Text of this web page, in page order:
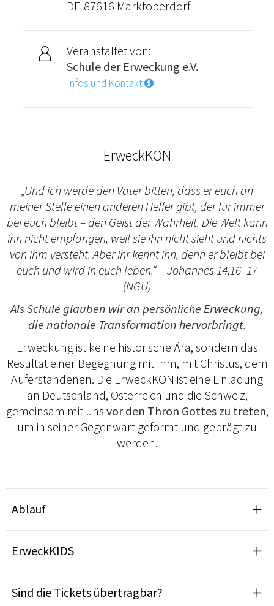
DE-87616 Marktoberdorf
Veranstaltet von:
Schule der Erweckung e.V.
Infos und Kontakt
ErweckKON
„Und ich werde den Vater bitten, dass er euch an
meiner Stelle einen anderen Helfer gibt, der für immer
bei euch bleibt – den Geist der Wahrheit. Die Welt kann
ihn nicht empfangen, weil sie ihn nicht sieht und nichts
von ihm versteht. Aber ihr kennt ihn, denn er bleibt bei
euch und wird in euch leben.“ – Johannes 14,16–17
(NGÜ)
Als Schule glauben wir an persönliche Erweckung,
die nationale Transformation hervorbringt.
Erweckung ist keine historische Ära, sondern das
Resultat einer Begegnung mit Ihm, mit Christus, dem
Auferstandenen. Die ErweckKON ist eine Einladung
an Deutschland, Österreich und die Schweiz,
gemeinsam mit uns vor den Thron Gottes zu treten,
um in seiner Gegenwart geformt und geprägt zu
werden.
Ablauf
ErweckKIDS
Sind die Tickets übertragbar?